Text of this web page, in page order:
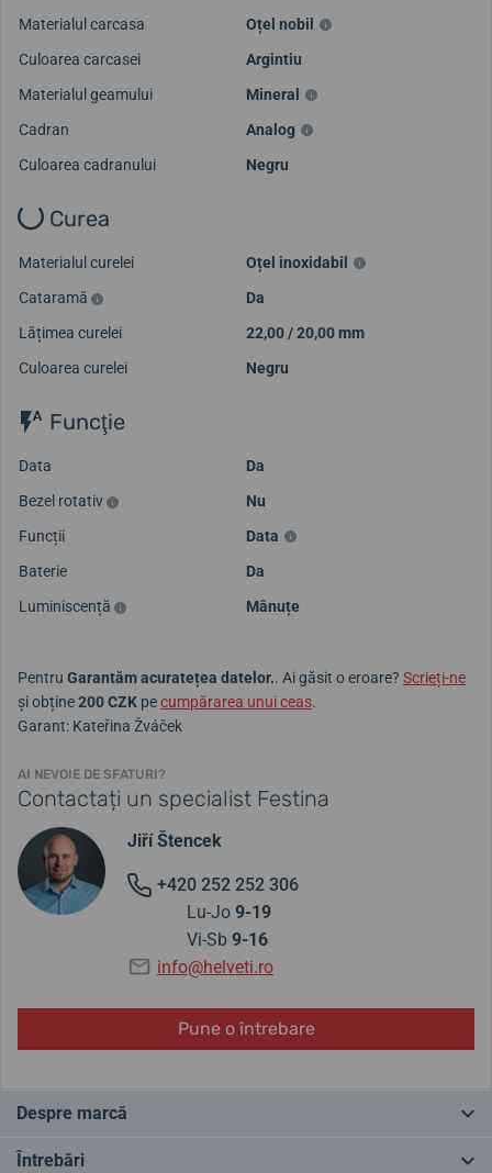
Materialul carcasa
Oțel nobil
Culoarea carcasei
Argintiu
Materialul geamului
Mineral
Cadran
Analog
Culoarea cadranului
Negru
Curea
Materialul curelei
Oțel inoxidabil
Cataramă
Da
Lățimea curelei
22,00 / 20,00 mm
Culoarea curelei
Negru
Funcţie
Data
Da
Bezel rotativ
Nu
Funcții
Data
Baterie
Da
Luminiscență
Mânuțe
Pentru Garantăm acuratețea datelor.. Ai găsit o eroare? Scrieți-ne
și obține200 CZK pecumpărarea unui ceas.
Garant: Kateřina Žváček
AI NEVOIE DE SFATURI?
Contactați un specialist Festina
Jiří Štencek
+420 252 252 306
Lu-Jo 9-19
Vi-Sb 9-16
info@helveti.ro
Pune o întrebare
Despre marcă
Rădăcinile mărcii Festina datează din Elveția, în 1902, unde a fost
Întrebări